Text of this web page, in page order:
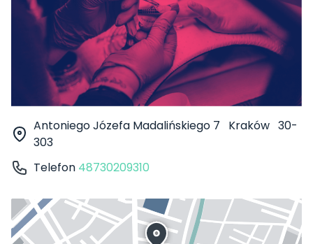
Antoniego Józefa Madalińskiego 7 Kraków 30-
303
Telefon 48730209310